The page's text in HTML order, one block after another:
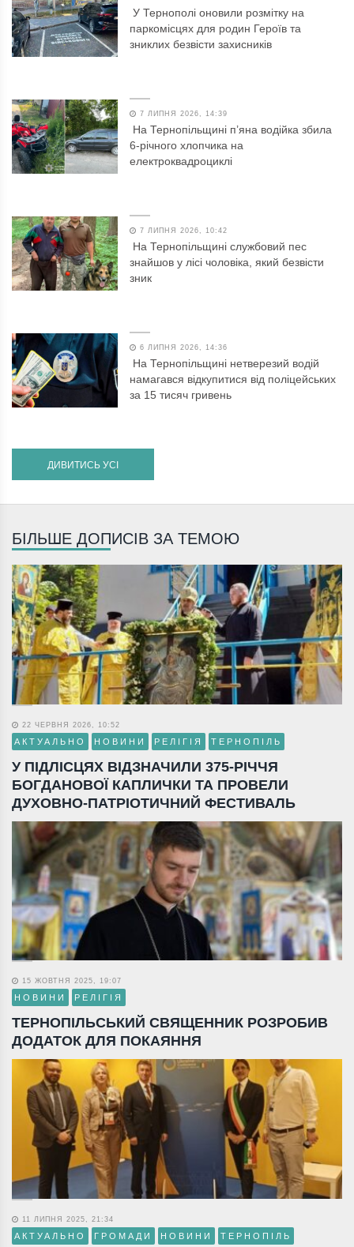
У Тернополі оновили розмітку на
паркомісцях для родин Героїв та
зниклих безвісти захисників
7 ЛИПНЯ 2026, 14:39
На Тернопільщині п’яна водійка збила
6-річного хлопчика на
електроквадроциклі
7 ЛИПНЯ 2026, 10:42
На Тернопільщині службовий пес
знайшов у лісі чоловіка, який безвісти
зник
6 ЛИПНЯ 2026, 14:36
На Тернопільщині нетверезий водій
намагався відкупитися від поліцейських
за 15 тисяч гривень
ДИВИТИСЬ УСІ
БІЛЬШЕ ДОПИСІВ ЗА ТЕМОЮ
22 ЧЕРВНЯ 2026, 10:52
АКТУАЛЬНО НОВИНИ РЕЛІГІЯ ТЕРНОПІЛЬ
У ПІДЛІСЦЯХ ВІДЗНАЧИЛИ 375-РІЧЧЯ
БОГДАНОВОЇ КАПЛИЧКИ ТА ПРОВЕЛИ
ДУХОВНО-ПАТРІОТИЧНИЙ ФЕСТИВАЛЬ
15 ЖОВТНЯ 2025, 19:07
НОВИНИ РЕЛІГІЯ
ТЕРНОПІЛЬСЬКИЙ СВЯЩЕННИК РОЗРОБИВ
ДОДАТОК ДЛЯ ПОКАЯННЯ
11 ЛИПНЯ 2025, 21:34
АКТУАЛЬНО ГРОМАДИ НОВИНИ ТЕРНОПІЛЬ